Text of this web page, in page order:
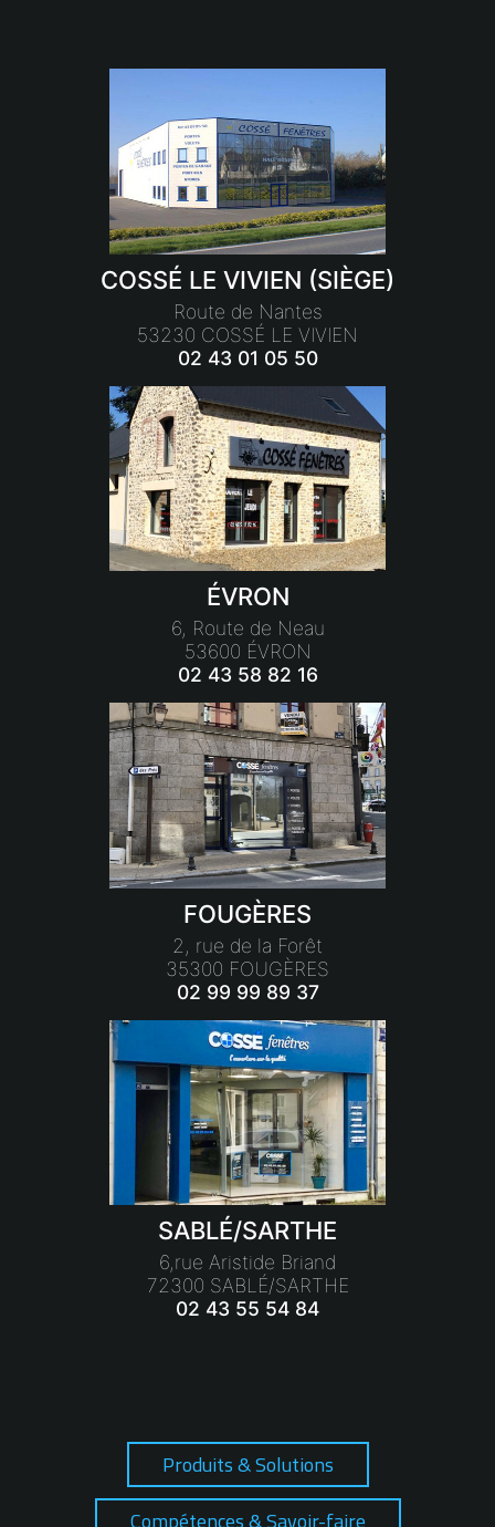
COSSÉ LE VIVIEN (SIÈGE)
Route de Nantes
53230 COSSÉ LE VIVIEN
02 43 01 05 50
ÉVRON
6, Route de Neau
53600 ÉVRON
02 43 58 82 16
FOUGÈRES
2, rue de la Forêt
35300 FOUGÈRES
02 99 99 89 37
SABLÉ/SARTHE
6,rue Aristide Briand
72300 SABLÉ/SARTHE
02 43 55 54 84
Produits & Solutions